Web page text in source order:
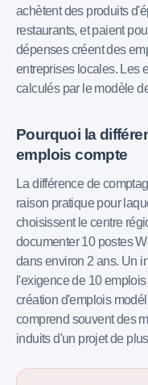
achètent des produits
restaurants, et paient
dépenses créent des
entreprises locales. Les
calculés par le modèle
Pourquoi la
emplois compte
La différence de
raison pratique pour
choisissent le centre
documenter 10 postes
dans environ 2 ans. Un
l'exigence de 10
création d'emplois
comprend souvent des
induits d'un projet de